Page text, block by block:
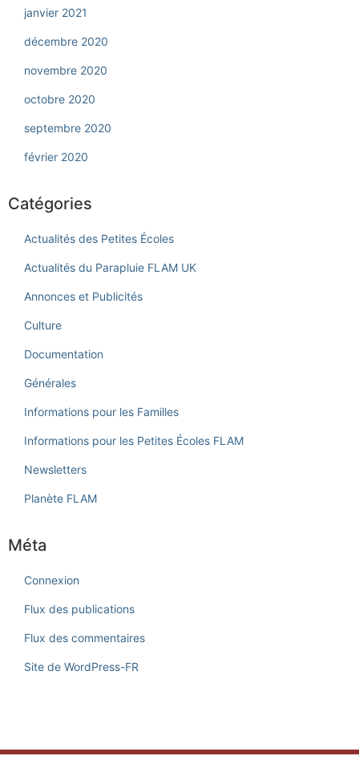
janvier 2021
décembre 2020
novembre 2020
octobre 2020
septembre 2020
février 2020
Catégories
Actualités des Petites Écoles
Actualités du Parapluie FLAM UK
Annonces et Publicités
Culture
Documentation
Générales
Informations pour les Familles
Informations pour les Petites Écoles FLAM
Newsletters
Planète FLAM
Méta
Connexion
Flux des publications
Flux des commentaires
Site de WordPress-FR